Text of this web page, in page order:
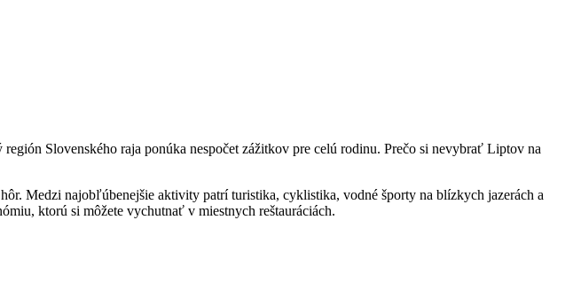
Slovenského raja ponúka nespočet zážitkov pre celú rodinu. Prečo si nevybrať Liptov na
Medzi najobľúbenejšie aktivity patrí turistika, cyklistika, vodné športy na blízkych jazerách a
ktorú si môžete vychutnať v miestnych reštauráciách.